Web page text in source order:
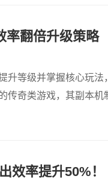
率翻倍升级策略
升等级并掌握核心玩法
传奇类游戏，其副本机
效率提升50%！